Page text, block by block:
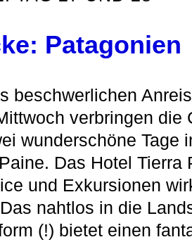
Patagonien
beschwerlichen
verbringen die
wunderschöne Tage
Das Hotel
und Exkursionen
nahtlos in die
(!) bietet einen